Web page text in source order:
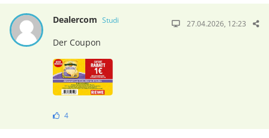
Dealercom Studi 27.04.2026, 12:23
Der Coupon
4